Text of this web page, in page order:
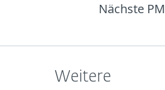
Nächste PM
Weitere